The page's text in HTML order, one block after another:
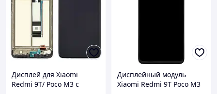
Дисплей для Xiaomi
Redmi 9T/ Poco M3 с
Дисплейный модуль
Xiaomi Redmi 9T Poco M3